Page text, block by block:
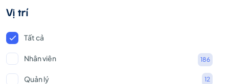
Vị trí
Tất cả
Nhân viên 186
Quản lý 12